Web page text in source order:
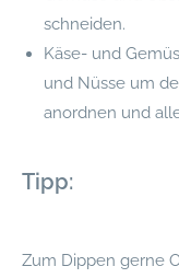
schneiden.
Käse- und
und Nüsse um
anordnen und
Tipp:
Zum Dippen gerne